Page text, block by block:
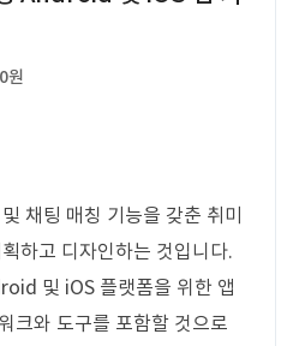
원
채팅 매칭 기능을 갖춘 취미
하고 디자인하는 것입니다.
및 iOS 플랫폼을 위한 앱
크와 도구를 포함할 것으로